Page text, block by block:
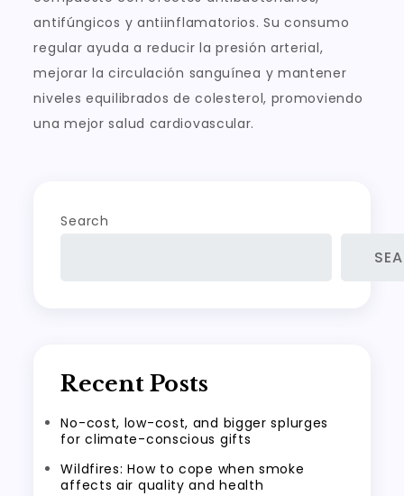
antifúngicos y antiinflamatorios. Su consumo
regular ayuda a reducir la presión arterial,
mejorar la circulación sanguínea y mantener
niveles equilibrados de colesterol, promoviendo
una mejor salud cardiovascular.
Search
Recent Posts
No-cost, low-cost, and bigger splurges
for climate-conscious gifts
Wildfires: How to cope when smoke
affects air quality and health